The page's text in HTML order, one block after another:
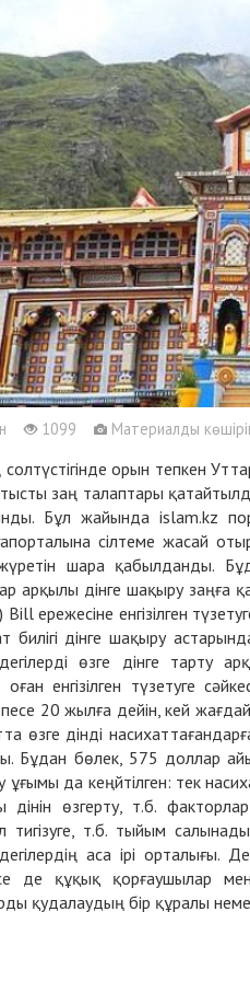
1099 Материалды
солтүстігінде орын тепкен
заң талаптары
Бұл жайында islam.kz
сілтеме жасай
шара қабылданды.
арқылы дінге шақыру заңға
ережесіне енгізілген
билігі дінге шақыру
өзге дінге тарту
енгізілген түзетуге
20 жылға дейін, кей
өзге дінді
Бұдан бөлек, 575 доллар
ұғымы да кеңйтілген: тек
дінін өзгерту, т.б.
тигізуге, т.б. тыйым
аса ірі
де құқық қорғаушылар
қудалаудың бір құралы